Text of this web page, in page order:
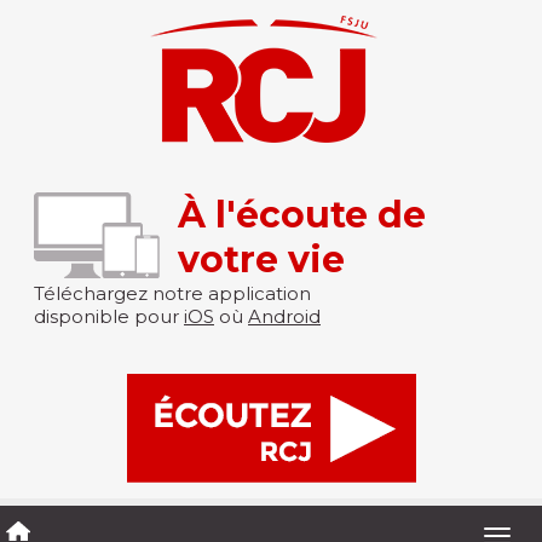
À l'écoute de
votre vie
Téléchargez notre application
disponible pour iOS où Android